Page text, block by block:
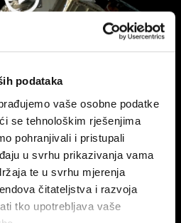
podataka
vaše osobne podatke
se tehnološkim rješenjima
pohranjivali i pristupali
u svrhu prikazivanja vama
te u svrhu mjerenja
čitateljstva i razvoja
tko upotrebljava vaše
strategiju razvoja
su u Nacionalni plan